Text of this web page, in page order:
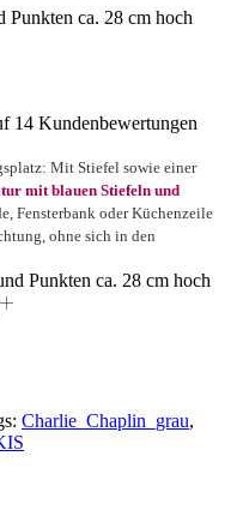
Punkten ca. 28 cm hoch
14 Kundenbewertungen
Mit Stiefel sowie einer
mit blauen Stiefeln und
Fensterbank oder Küchenzeile
ohne sich in den
Punkten ca. 28 cm hoch
Charlie_Chaplin_grau,